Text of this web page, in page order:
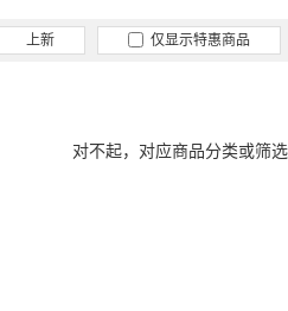
上新 仅显示特惠商品
对不起，对应商品分类或筛